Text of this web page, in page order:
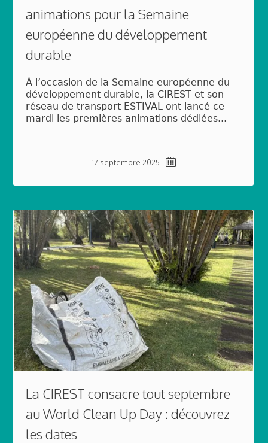
animations pour la Semaine
européenne du développement
durable
À l’occasion de la Semaine européenne du
développement durable, la CIREST et son
réseau de transport ESTIVAL ont lancé ce
mardi les premières animations dédiées...
17 septembre 2025
La CIREST consacre tout septembre
au World Clean Up Day : découvrez
les dates